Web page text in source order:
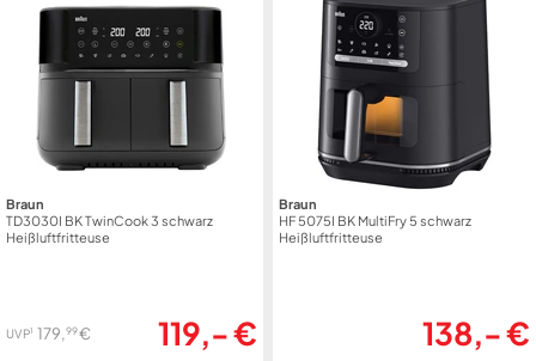
Braun
TD3030I BK TwinCook 3 schwarz
Heißluftfritteuse
UVP1 179,99€ 119,- €
Braun
HF 5075I BK MultiFry 5 schwarz
Heißluftfritteuse
138,- €